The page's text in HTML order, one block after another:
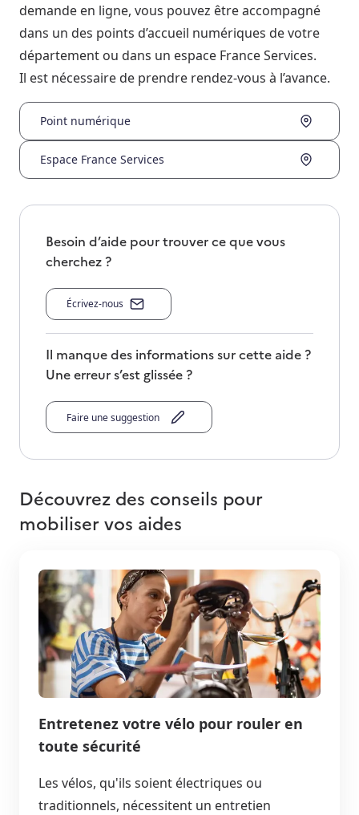
demande en ligne, vous pouvez être accompagné
dans un des points d’accueil numériques de votre
département ou dans un espace France Services.
Il est nécessaire de prendre rendez-vous à l’avance.
Point numérique
Espace France Services
Besoin d’aide pour trouver ce que vous
cherchez ?
Écrivez-nous
Il manque des informations sur cette aide ?
Une erreur s’est glissée ?
Faire une suggestion
Découvrez des conseils pour
mobiliser vos aides
Entretenez votre vélo pour rouler en
toute sécurité
Les vélos, qu'ils soient électriques ou
traditionnels, nécessitent un entretien